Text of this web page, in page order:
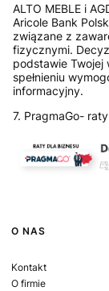
ALTO MEBLE i
Aricole Bank
związane z
fizycznymi.
podstawie
spełnieniu
informacyjny.
7. PragmaGo-
Linki w
O NAS
Kontakt
O firmie